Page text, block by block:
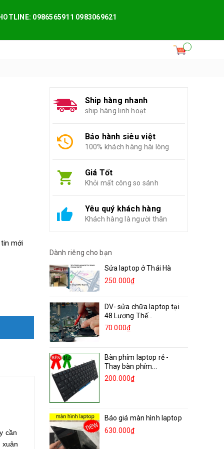
0986565911 0983069621
mới
cần
Ship hàng nhanh
ship hàng linh hoạt
Bảo hành siêu việt
100% khách hàng hài lòng
Giá Tốt
Khỏi mất công so sánh
Yêu quý khách hàng
Khách hàng là người thân
Dành riêng cho bạn
Sửa laptop ở Thái Hà
250.000₫
DV- sửa chữa laptop tại
48 Lương Thế...
70.000₫
Bàn phím laptop rẻ -
Thay bàn phím...
200.000₫
Báo giá màn hình laptop
630.000₫